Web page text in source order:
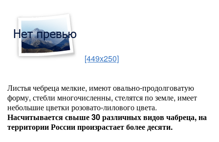
[449x250]
Листья чебреца мелкие, имеют овально-продолговатую
форму, стебли многочисленны, стелятся по земле, имеет
небольшие цветки розовато-лилового цвета.
Насчитывается свыше 30 различных видов чабреца, на
территории России произрастает более десяти.